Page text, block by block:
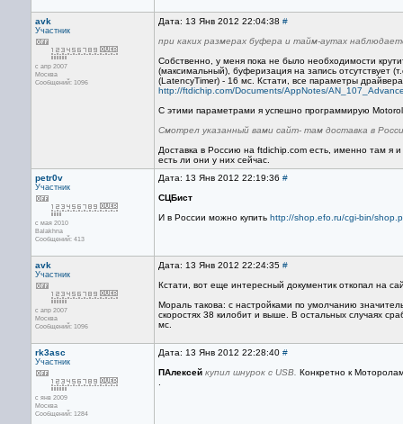
avk
Участник
с апр 2007
Москва
Сообщений: 1096
Дата: 13 Янв 2012 22:04:38 #
при каких размерах буфера и тайм-аутах
Собственно, у меня пока не было необходимости
(максимальный), буферизация на запись отсутствует
(LatencyTimer) - 16 мс. Кстати, все параметры
http://ftdichip.com/Documents/AppNotes/
С этими параметрами я успешно программирую
Смотрел указанный вами сайт- там доставка в
Доставка в Россию на ftdichip.com есть, именно там я
есть ли они у них сейчас.
petr0v
Участник
с мая 2010
Balakhna
Сообщений: 413
Дата: 13 Янв 2012 22:19:36 #
СЦБист
И в России можно купить http://shop.efo.ru/cgi-bin/
avk
Участник
с апр 2007
Москва
Сообщений: 1096
Дата: 13 Янв 2012 22:24:35 #
Кстати, вот еще интересный документик откопал на
Мораль такова: с настройками по умолчанию
скоростях 38 килобит и выше. В остальных случаях
мс.
rk3asc
Участник
с янв 2009
Москва
Сообщений: 1284
Дата: 13 Янв 2012 22:28:40 #
ПАлексей купил шнурок с USB. Конкретно к